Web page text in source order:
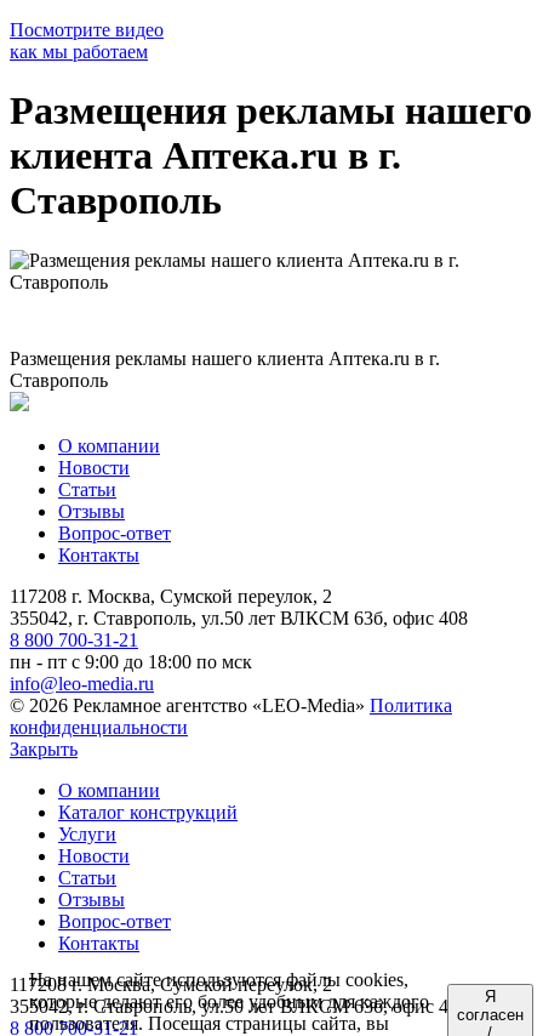
Посмотрите видео
как мы работаем
Размещения рекламы нашего
клиента Аптека.ru в г.
Ставрополь
Размещения рекламы нашего клиента Аптека.ru в г.
Ставрополь
О компании
Новости
Статьи
Отзывы
Вопрос-ответ
Контакты
117208 г. Москва, Сумской переулок, 2
355042, г. Ставрополь, ул.50 лет ВЛКСМ 63б, офис 408
8 800 700-31-21
пн - пт с 9:00 до 18:00 по мск
info@leo-media.ru
© 2026 Рекламное агентство «LEO-Media» Политика
конфиденциальности
Закрыть
О компании
Каталог конструкций
Услуги
Новости
Статьи
Отзывы
Вопрос-ответ
Контакты
117208 г. Москва, Сумской переулок, 2
355042, г. Ставрополь, ул.50 лет ВЛКСМ 63б, офис 408
8 800 700-31-21
На нашем сайте используются файлы cookies,
которые делают его более удобным для каждого
пользователя. Посещая страницы сайта, вы
Я
согласен